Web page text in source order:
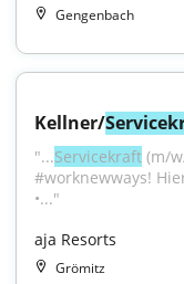
Gengenbach
Kellner/
"...Servicekraft (m/
#worknewways!
•..."
aja Resorts
Grömitz